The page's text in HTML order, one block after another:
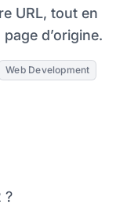
URL, tout en
d’origine.
Web Development
?